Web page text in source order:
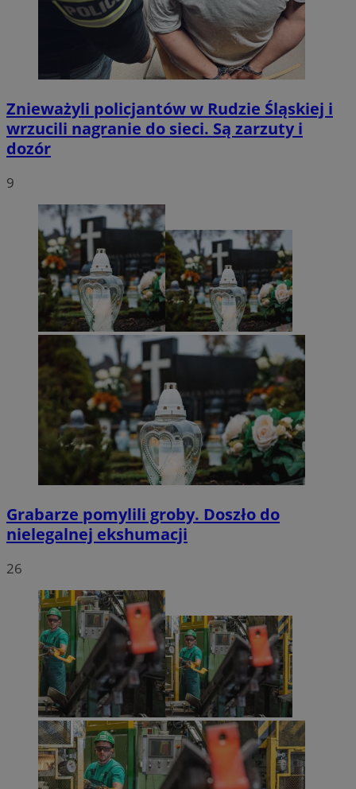
Znieważyli policjantów w Rudzie Śląskiej i
wrzucili nagranie do sieci. Są zarzuty i
dozór
9
Grabarze pomylili groby. Doszło do
nielegalnej ekshumacji
26